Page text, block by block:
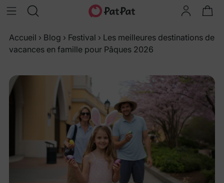
Accueil › Blog › Festival › Les meilleures destinations de
vacances en famille pour Pâques 2026